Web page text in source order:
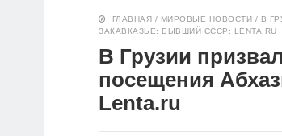
ГЛАВНАЯ / МИРОВЫЕ НОВОСТИ / В
ЗАКАВКАЗЬЕ: БЫВШИЙ СССР: LENTA.RU
В Грузии
посещения
Lenta.ru